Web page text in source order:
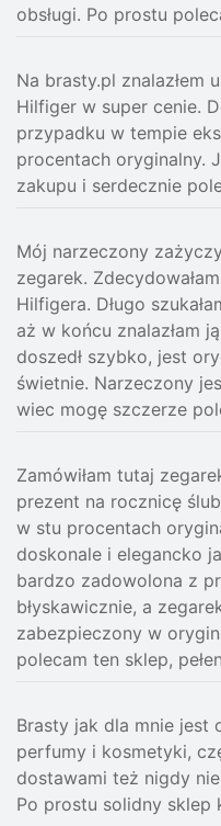
obsługi. Po prostu
Na brasty.pl znalazłem
Hilfiger w super cenie.
przypadku w tempie
procentach oryginalny.
zakupu i serdecznie
Mój narzeczony
zegarek.
Hilfigera. Długo
aż w końcu znalazłam
doszedł szybko, jest
świetnie. Narzeczony
wiec mogę szczerze
Zamówiłam tutaj
prezent na rocznicę
w stu procentach
doskonale i elegancko
bardzo zadowolona z
błyskawicznie, a
zabezpieczony w
polecam ten sklep,
Brasty jak dla mnie jest
perfumy i kosmetyki,
dostawami też nigdy
Po prostu solidny sklep